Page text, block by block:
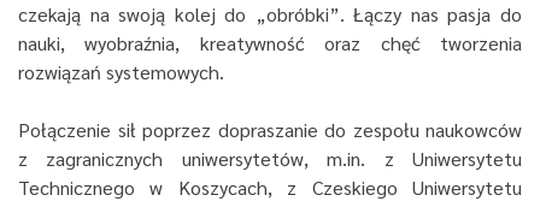
czekają na swoją kolej do „obróbki”. Łączy nas pasja do
nauki, wyobraźnia, kreatywność oraz chęć tworzenia
rozwiązań systemowych.
Połączenie sił poprzez dopraszanie do zespołu naukowców
z zagranicznych uniwersytetów, m.in. z Uniwersytetu
Technicznego w Koszycach, z Czeskiego Uniwersytetu